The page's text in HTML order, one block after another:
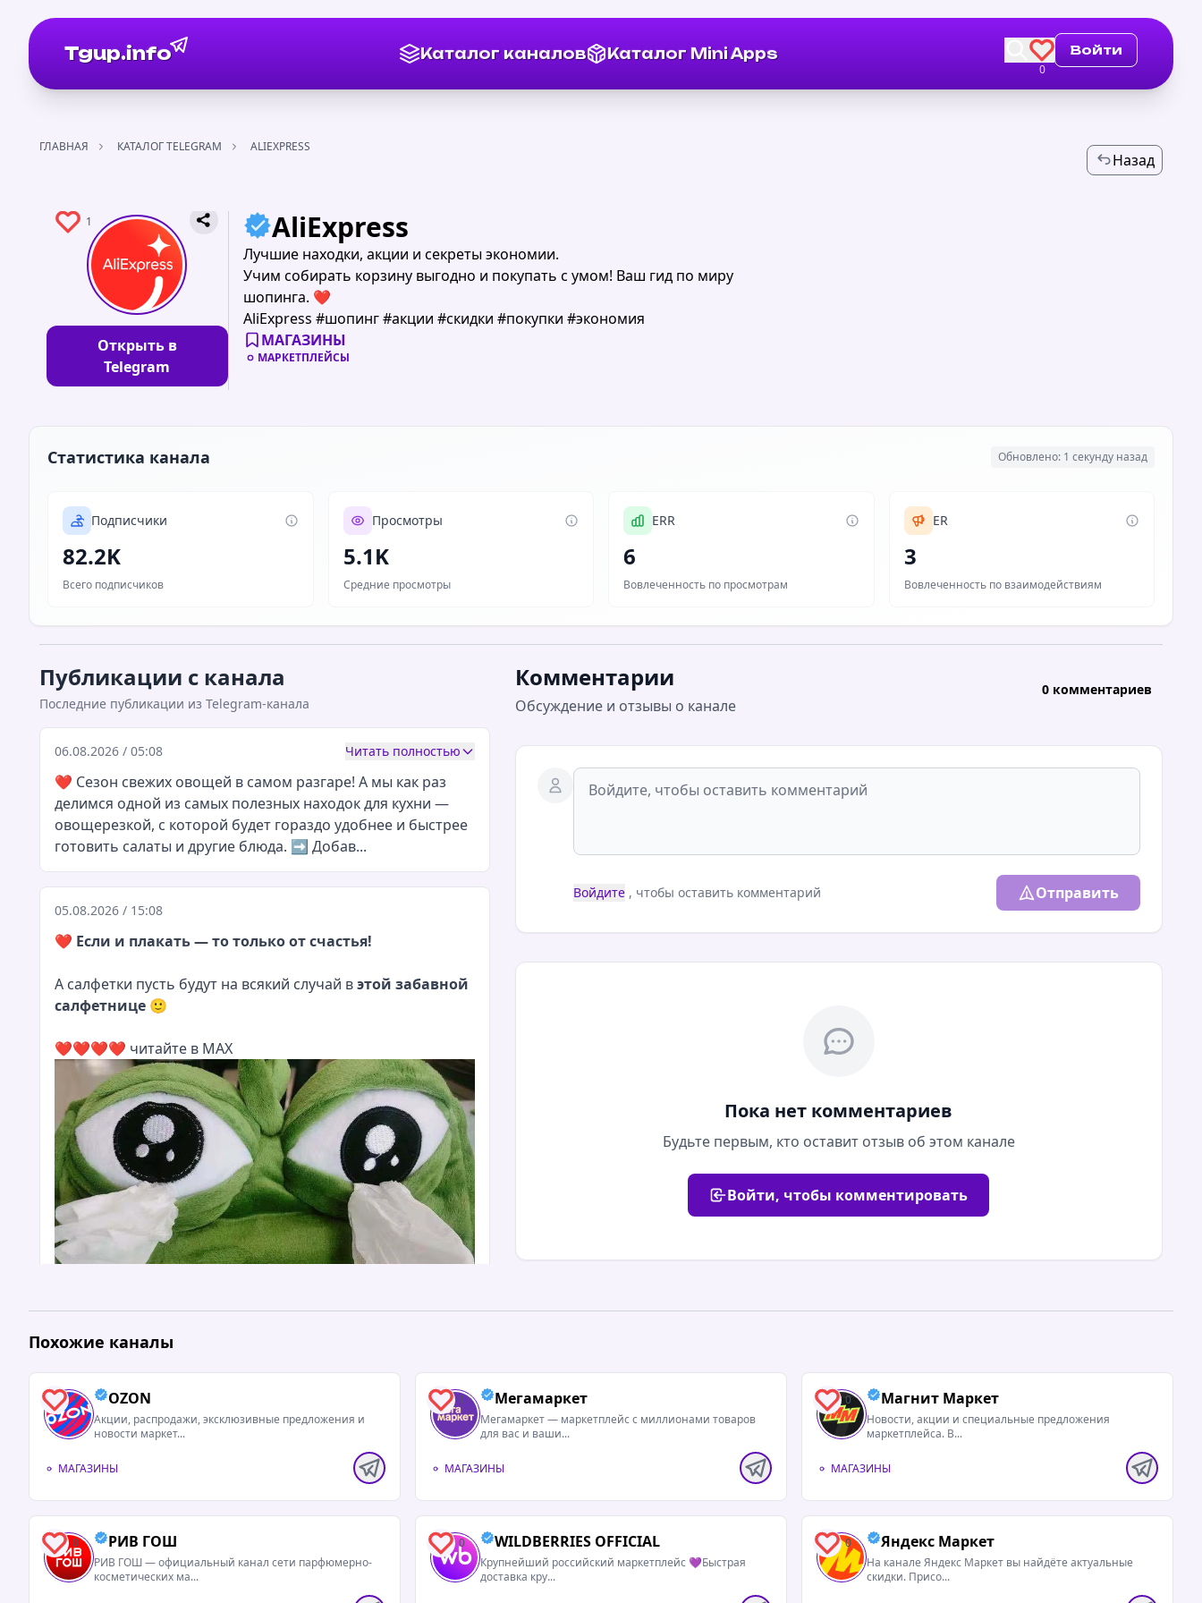
Tgup.info Каталог каналов Каталог Mini Apps
0
Войти
ГЛАВНАЯ КАТАЛОГ TELEGRAM ALIEXPRESS
Назад
1
Открыть в
Telegram
AliExpress
Лучшие находки, акции и секреты экономии.
Учим собирать корзину выгодно и покупать с умом! Ваш гид по миру
шопинга. ❤️
AliExpress #шопинг #акции #скидки #покупки #экономия
МАГАЗИНЫ
МАРКЕТПЛЕЙСЫ
Статистика канала Обновлено: 1 секунду назад
Подписчики
82.2K
Всего подписчиков
Просмотры
5.1K
Средние просмотры
ERR
6
Вовлеченность по просмотрам
ER
3
Вовлеченность по взаимодействиям
Комментарии
Обсуждение и отзывы о канале
0 комментариев
Войдите, чтобы оставить комментарий Отправить
Пока нет комментариев
Будьте первым, кто оставит отзыв об этом канале
Войти, чтобы комментировать
Публикации с канала
Последние публикации из Telegram-канала
06.08.2026 / 05:08 Читать полностью
❤️ Сезон свежих овощей в самом разгаре! А мы как раз
делимся одной из самых полезных находок для кухни —
овощерезкой, с которой будет гораздо удобнее и быстрее
готовить салаты и другие блюда. ➡️ Добав...
05.08.2026 / 15:08
❤️ Если и плакать — то только от счастья!
А салфетки пусть будут на всякий случай вэтой забавной
салфетнице 🙂
❤️❤️❤️❤️ читайте в MAX
05.08.2026 / 11:08 Читать полностью
👕 Мужской базовый образ с AliExpressНа AliExpress
можно найти качественную базу — главное, знать, где
Похожие каналы
1 OZON
Акции, распродажи, эксклюзивные предложения и
новости маркет...
МАГАЗИНЫ
1 Мегамаркет
Мегамаркет — маркетплейс с миллионами товаров
для вас и ваши...
МАГАЗИНЫ
0 Магнит Маркет
Новости, акции и специальные предложения
маркетплейса. В...
МАГАЗИНЫ
0 РИВ ГОШ
РИВ ГОШ — официальный канал сети парфюмерно-
косметических ма...
0 WILDBERRIES OFFICIAL
Крупнейший российский маркетплейс 💜Быстрая
доставка кру...
0 Яндекс Маркет
На канале Яндекс Маркет вы найдёте актуальные
скидки. Присо...